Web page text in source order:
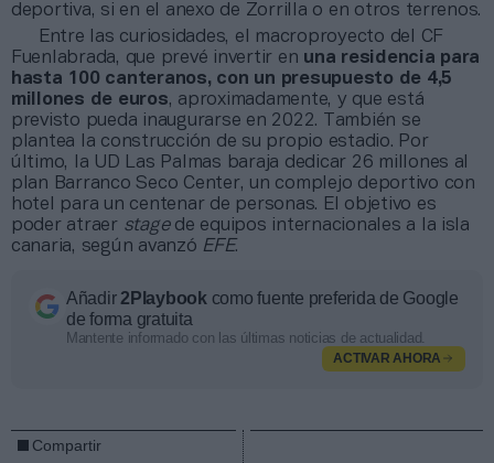
deportiva, si en el anexo de Zorrilla o en otros terrenos.
Entre las curiosidades, el macroproyecto del CF
Fuenlabrada, que prevé invertir en una residencia para
hasta 100 canteranos, con un presupuesto de 4,5
millones de euros, aproximadamente, y que está
previsto pueda inaugurarse en 2022. También se
plantea la construcción de su propio estadio. Por
último, la UD Las Palmas baraja dedicar 26 millones al
plan Barranco Seco Center, un complejo deportivo con
hotel para un centenar de personas. El objetivo es
poder atraer stagede equipos internacionales a la isla
canaria, según avanzó EFE.
Añadir2Playbook como fuente preferida de Google
de forma gratuita
Mantente informado con las últimas noticias de actualidad.
ACTIVAR AHORA
Compartir